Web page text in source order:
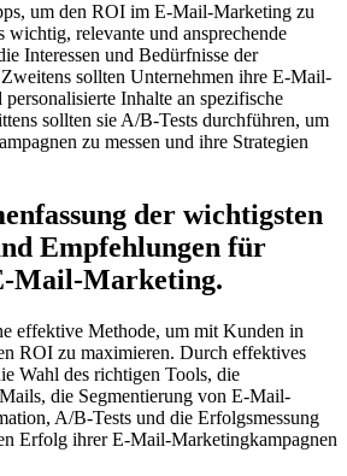
um den ROI im E-Mail-Marketing zu
wichtig, relevante und ansprechende
Interessen und Bedürfnisse der
sollten Unternehmen ihre E-Mail-
Inhalte an spezifische
sollten sie A/B-Tests durchführen, um
zu messen und ihre Strategien
der wichtigsten
Empfehlungen für
Mail-Marketing.
effektive Methode, um mit Kunden in
ROI zu maximieren. Durch effektives
Wahl des richtigen Tools, die
die Segmentierung von E-Mail-
A/B-Tests und die Erfolgsmessung
Erfolg ihrer E-Mail-Marketingkampagnen